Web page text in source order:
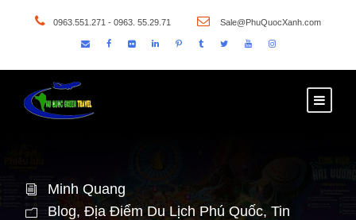
0963.551.271 - 0963. 55.29.71 Sale@PhuQuocXanh.com
Minh Quang
Blog, Địa Điểm Du Lịch Phú Quốc, Tin